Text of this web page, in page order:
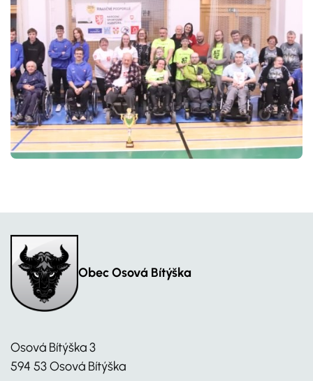
Obec Osová Bítýška
Osová Bítýška 3
594 53 Osová Bítýška